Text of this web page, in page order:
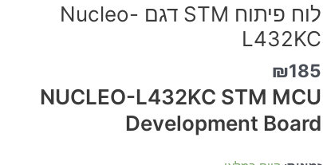
לוח פיתוח STM דגם Nucleo-
L432KC
₪185
NUCLEO-L432KC STM MCU
Development Board
STM
דגם
Nucleo-
L432KC